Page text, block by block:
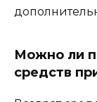
Можно ли
средств